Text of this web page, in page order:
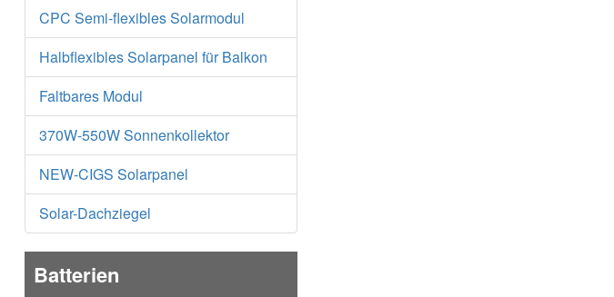
CPC Semi-flexibles Solarmodul
Halbflexibles Solarpanel für Balkon
Faltbares Modul
370W-550W Sonnenkollektor
NEW-CIGS Solarpanel
Solar-Dachziegel
Batterien